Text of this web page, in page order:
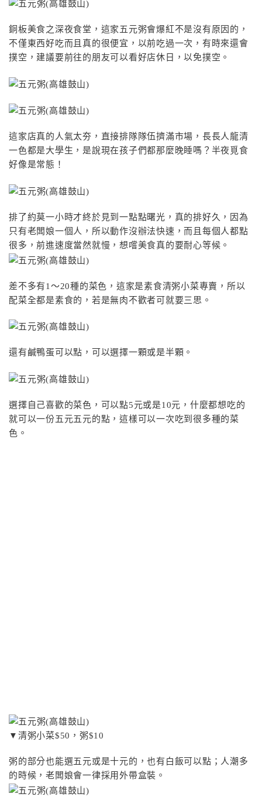
銅板美食之深夜食堂，這家五元粥會爆紅不是沒有原因的，
不僅東西好吃而且真的很便宜，以前吃過一次，有時來還會
撲空，建議要前往的朋友可以看好店休日，以免撲空。
這家店真的人氣太夯，直接排隊隊伍擠滿市場，長長人龍清
一色都是大學生，是說現在孩子們都那麼晚睡嗎？半夜覓食
好像是常態！
排了約莫一小時才終於見到一點點曙光，真的排好久，因為
只有老闆娘一個人，所以動作沒辦法快速，而且每個人都點
很多，前進速度當然就慢，想嚐美食真的要耐心等候。
差不多有1～20種的菜色，這家是素食清粥小菜專賣，所以
配菜全都是素食的，若是無肉不歡者可就要三思。
還有鹹鴨蛋可以點，可以選擇一顆或是半顆。
選擇自己喜歡的菜色，可以點5元或是10元，什麼都想吃的
就可以一份五元五元的點，這樣可以一次吃到很多種的菜
色。
▼清粥小菜$50，粥$10
粥的部分也能選五元或是十元的，也有白飯可以點；人潮多
的時候，老闆娘會一律採用外帶盒裝。